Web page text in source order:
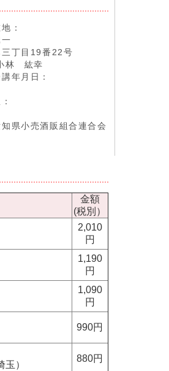
：
丁目19番22号
林 紘幸
年月日：
県小売酒販組合連合会
金額
(税別）
2,010
円
1,190
円
1,090
円
990円
玉）
880円